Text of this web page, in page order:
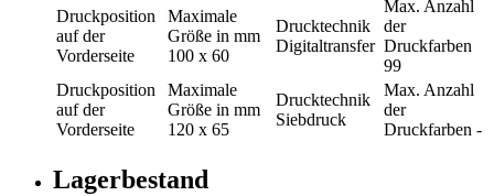
Druckposition
auf der
Vorderseite
Maximale
Größe in mm
100 x 60
Drucktechnik
Digitaltransfer
Max. Anzahl
der
Druckfarben
99
Druckposition
auf der
Vorderseite
Maximale
Größe in mm
120 x 65
Drucktechnik
Siebdruck
Max. Anzahl
der
Druckfarben -
Lagerbestand